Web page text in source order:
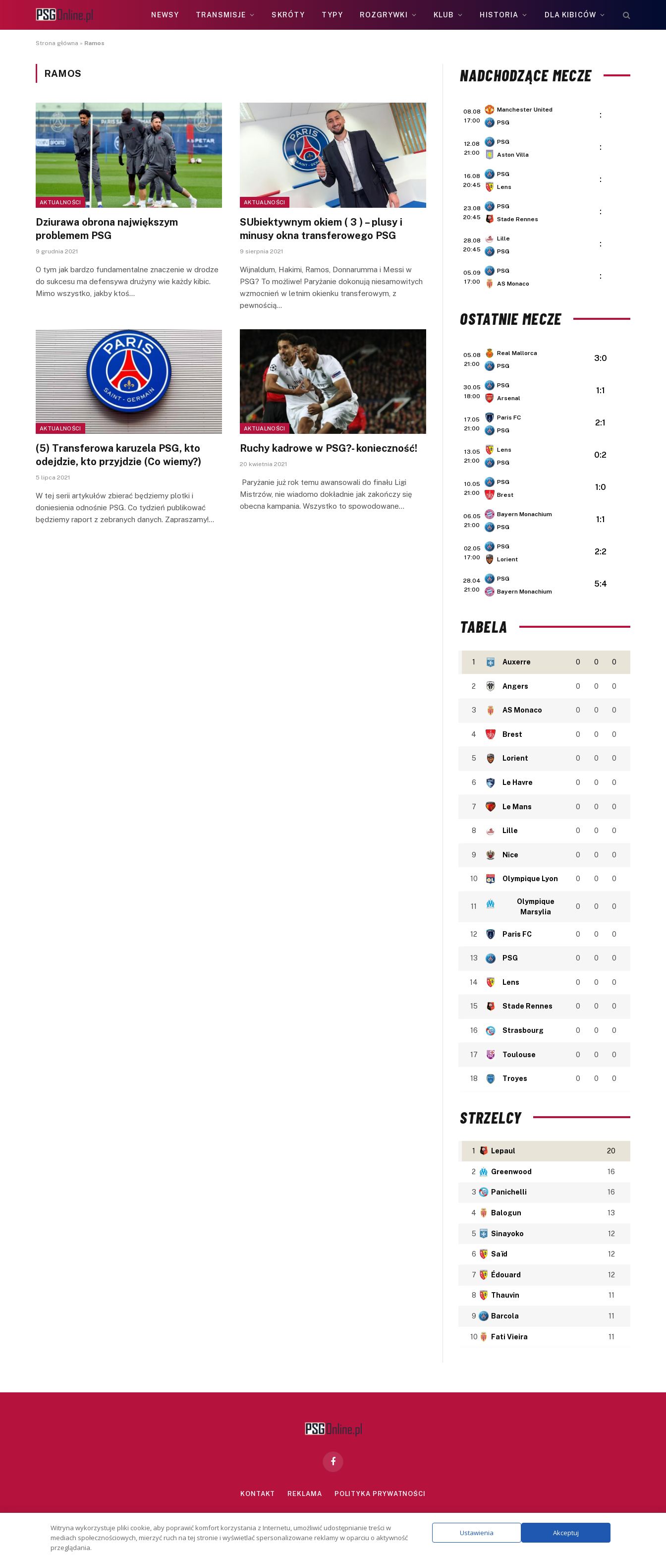
NEWSY TRANSMISJE SKRÓTY TYPY ROZGRYWKI KLUB HISTORIA DLA KIBICÓW
Strona główna » Ramos
RAMOS
AKTUALNOŚCI
Dziurawa obrona największym
problemem PSG
9 grudnia 2021
O tym jak bardzo fundamentalne znaczenie w drodze
do sukcesu ma defensywa drużyny wie każdy kibic.
Mimo wszystko, jakby ktoś…
AKTUALNOŚCI
SUbiektywnym okiem ( 3 ) – plusy i
minusy okna transferowego PSG
9 sierpnia 2021
Wijnaldum, Hakimi, Ramos, Donnarumma i Messi w
PSG? To możliwe! Paryżanie dokonują niesamowitych
wzmocnień w letnim okienku transferowym, z
pewnością…
AKTUALNOŚCI
(5) Transferowa karuzela PSG, kto
odejdzie, kto przyjdzie (Co wiemy?)
5 lipca 2021
W tej serii artykułów zbierać będziemy plotki i
doniesienia odnośnie PSG. Co tydzień publikować
będziemy raport z zebranych danych. Zapraszamy!…
AKTUALNOŚCI
Ruchy kadrowe w PSG?- konieczność!
20 kwietnia 2021
Paryżanie już rok temu awansowali do finału Ligi
Mistrzów, nie wiadomo dokładnie jak zakończy się
obecna kampania. Wszystko to spowodowane…
NADCHODZĄCE MECZE
08.08
17:00
Manchester United
PSG
:
12.08
21:00
PSG
Aston Villa
:
16.08
20:45
PSG
Lens
:
23.08
20:45
PSG
Stade Rennes
:
28.08
20:45
Lille
PSG
:
05.09
17:00
PSG
AS Monaco
:
OSTATNIE MECZE
05.08
21:00
Real Mallorca
PSG
3:0
30.05
18:00
PSG
Arsenal
1:1
17.05
21:00
Paris FC
PSG
2:1
13.05
21:00
Lens
PSG
0:2
10.05
21:00
PSG
Brest
1:0
06.05
21:00
Bayern Monachium
PSG
1:1
02.05
17:00
PSG
Lorient
2:2
28.04
21:00
PSG
Bayern Monachium
5:4
TABELA
1 Auxerre 0 0 0
2 Angers 0 0 0
3 AS Monaco 0 0 0
4 Brest 0 0 0
5 Lorient 0 0 0
6 Le Havre 0 0 0
7 Le Mans 0 0 0
8 Lille 0 0 0
9 Nice 0 0 0
10 Olympique Lyon 0 0 0
11
Olympique
Marsylia
0 0 0
12 Paris FC 0 0 0
13 PSG 0 0 0
14 Lens 0 0 0
15 Stade Rennes 0 0 0
16 Strasbourg 0 0 0
17 Toulouse 0 0 0
18 Troyes 0 0 0
STRZELCY
1 Lepaul 20
2 Greenwood 16
3 Panichelli 16
4 Balogun 13
5 Sinayoko 12
6 Saïd 12
7 Édouard 12
8 Thauvin 11
9 Barcola 11
10 Fati Vieira 11
Facebook
KONTAKT REKLAMA POLITYKA PRYWATNOŚCI
Copyright © 2026 PSGonline.pl
Witryna wykorzystuje pliki cookie, aby poprawić komfort korzystania z Internetu, umożliwić udostępnianie treści w
mediach społecznościowych, mierzyć ruch na tej stronie i wyświetlać spersonalizowane reklamy w oparciu o aktywność
przeglądania.
Ustawienia Akceptuj